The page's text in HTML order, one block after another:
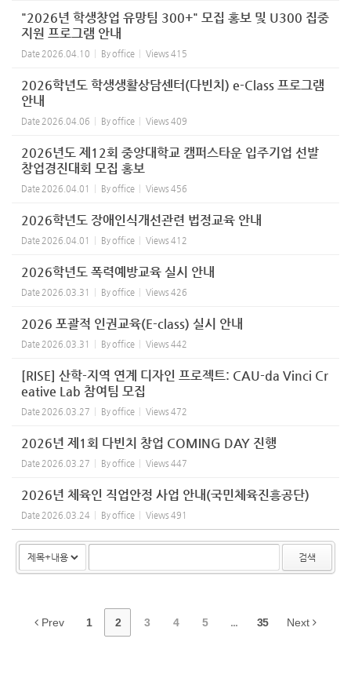
"2026년 학생창업 유망팀 300+" 모집 홍보 및 U300 집중
지원 프로그램 안내
Date 2026.04.10 Byoffice Views 415
2026학년도 학생생활상담센터(다빈치) e-Class 프로그램
안내
Date 2026.04.06 Byoffice Views 409
2026년도 제12회 중앙대학교 캠퍼스타운 입주기업 선발
창업경진대회 모집 홍보
Date 2026.04.01 Byoffice Views 456
2026학년도 장애인식개선관련 법정교육 안내
Date 2026.04.01 Byoffice Views 412
2026학년도 폭력예방교육 실시 안내
Date 2026.03.31 Byoffice Views 426
2026 포괄적 인권교육(E-class) 실시 안내
Date 2026.03.31 Byoffice Views 442
[RISE] 산학-지역 연계 디자인 프로젝트: CAU-da Vinci Cr
eative Lab 참여팀 모집
Date 2026.03.27 Byoffice Views 472
2026년 제1회 다빈치 창업 COMING DAY 진행
Date 2026.03.27 Byoffice Views 447
2026년 체육인 직업안정 사업 안내(국민체육진흥공단)
Date 2026.03.24 Byoffice Views 491
검색
Prev 1 2 3 4 5 ... 35 Next